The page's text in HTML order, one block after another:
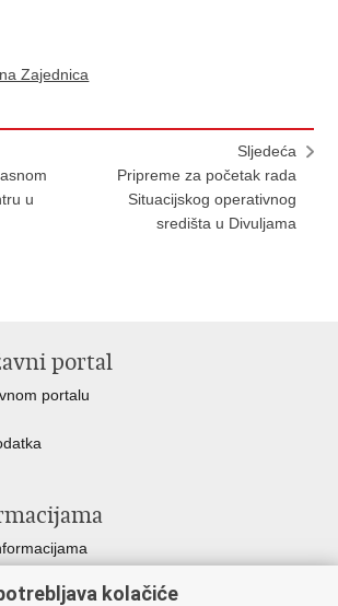
Zajednica
u
Sljedeća
Pripreme za početak rada
Situacijskog operativnog
središta u Divuljama
portal
portalu
kolačiće